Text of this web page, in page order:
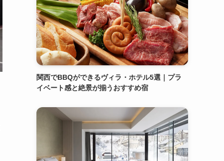
関西でBBQができるヴィラ・ホテル5選｜プラ
イベート感と絶景が揃うおすすめ宿